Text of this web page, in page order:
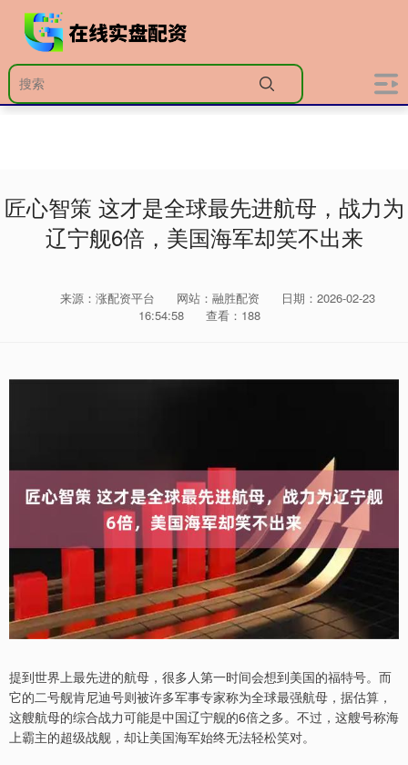
匠心智策 这才是全球最先进航母，战力为
辽宁舰6倍，美国海军却笑不出来
来源：涨配资平台 网站：融胜配资
日期：2026-02-23
16:54:58
查看：188
提到世界上最先进的航母，很多人第一时间会想到美国的福特号。而
它的二号舰肯尼迪号则被许多军事专家称为全球最强航母，据估算，
这艘航母的综合战力可能是中国辽宁舰的6倍之多。不过，这艘号称海
上霸主的超级战舰，却让美国海军始终无法轻松笑对。